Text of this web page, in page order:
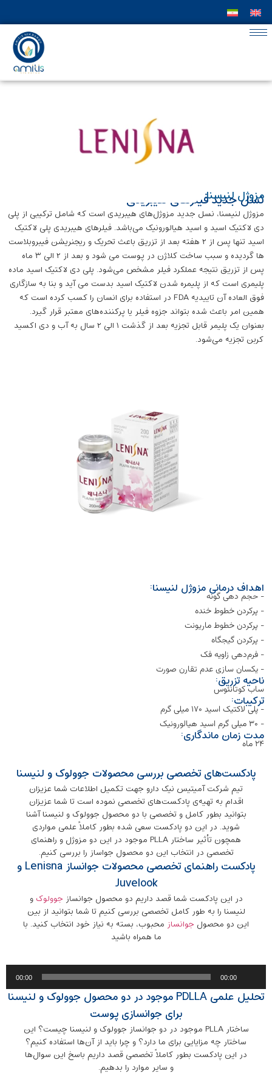
مزوژل لنیسنا
نسل جدید فیلر‌های هیبریدی
مزوژل لنیسنا، نسل جدید مزوژل‌های هیبریدی است که شامل ترکیبی از پلی
دی لاکتیک اسید و اسید هیالورونیک می‌باشد. فیلرهای هیبریدی پلی لاکتیک
اسید تنها پس از ۲ هفته بعد از تزریق باعث تحریک و ریجنریشن فیبروبلاست
ها گردیده و سبب ساخت کلاژن در پوست می شود و بعد از ۲ الی ۳ ماه
پس از تزریق نتیجه عملکرد فیلر مشخص می‌شود. پلی دی لاکتیک اسید ماده
پلیمری است که از پلیمره شدن لاکتیک اسید بدست می آید و بنا به سازگاری
فوق العاده آن تاییدیه FDA در استفاده برای انسان را کسب کرده است که
همین امر باعث شده بتواند جزوه فیلر یا پرکننده‌های معتبر قرار گیرد.
بعنوان یک پلیمر قابل تجزیه بعد از گذشت ۱ الی ۲ سال به آب و دی اکسید
کربن تجزیه می‌شود.
ناحیه تزریق:
ساب کوتانئوس
ترکیبات:
- پلی لاکتیک اسید ۱۷۰ میلی گرم
- ۳۰ میلی گرم اسید هیالورونیک
مدت زمان ماندگاری:
۲۴ ماه
اهداف درمانی مزوژل لنیسنا:
- حجم دهی گونه
- پر‌کردن خطوط خنده
- پر‌کردن خطوط ماریونت
- پر‌کردن گیجگاه
- فرم‌دهی زاویه فک
- یکسان سازی عدم تقارن صورت
پادکست‌های تخصصی بررسی محصولات جوولوک و لنیسنا
تیم شرکت آمیتیس نیک دارو جهت تکمیل اطلاعات شما عزیزان
اقدام به تهیه‌ی پادکست‌های تخصصی نموده است تا شما عزیزان
بتوانید بطور کامل و تخصصی با دو محصول جوولوک و لنیسنا آشنا
شوید. در این دو پادکست سعی شده بطور کاملاً علمی مواردی
همچون تأثیر ساختار PLLA موجود در این دو مزوژل و راهنمای
تخصصی در انتخاب این دو محصول جواساز را بررسی کنیم.
پادکست راهنمای تخصصی محصولات جوانساز Lenisna و
Juvelook
در این پادکست شما قصد داریم دو محصول جوانساز جوولوک و
لنیسنا را به طور کامل تخصصی بررسی کنیم تا شما بتوانید از بین
این دو محصول جوانساز محبوب، بسته به نیاز خود انتخاب کنید. با
ما همراه باشید
پخش‌کننده
صوت
00:00
00:00
تحلیل علمی PDLLA موجود در دو محصول جوولوک و لنیسنا
برای جوانسازی پوست
ساختار PLLA موجود در دو جوانساز جوولوک و لنیسنا چیست؟ این
ساختار چه مزایایی برای ما دارد؟ و چرا باید از آن‌ها استفاده کنیم؟
در این پادکست بطور کاملاً تخصصی قصد داریم باسخ این سوال‌ها
و سایر موارد را بدهیم.